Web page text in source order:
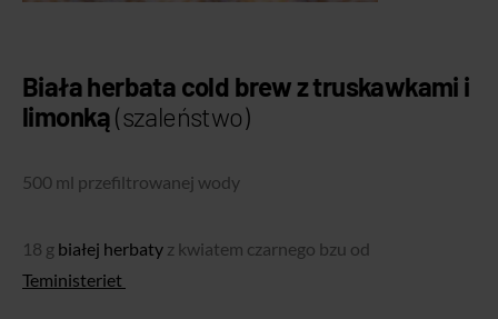
Biała herbata cold brewz truskawkami i
limonką(szaleństwo)
500 ml przefiltrowanej wody
18 g białej herbaty z kwiatem czarnego bzu od
Teministeriet